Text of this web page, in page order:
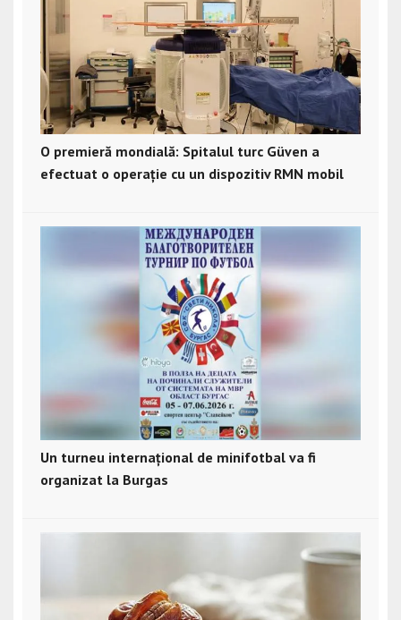
O premieră mondială: Spitalul turc Güven a
efectuat o operație cu un dispozitiv RMN mobil
Un turneu internațional de minifotbal va fi
organizat la Burgas